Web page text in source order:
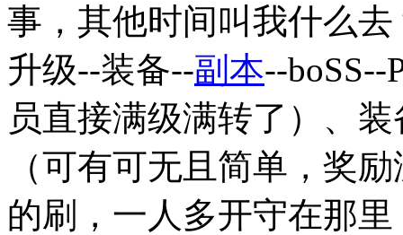
事，其他时间叫我什么
升级--装备--副本--
员直接满级满转了）、
（可有可无且简单，奖
的刷，一人多开守在那